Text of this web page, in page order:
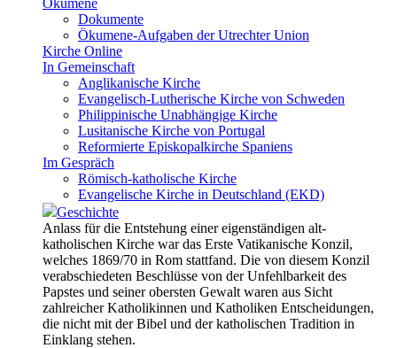
Ökumene
Dokumente
Ökumene-Aufgaben der Utrechter Union
Kirche Online
In Gemeinschaft
Anglikanische Kirche
Evangelisch-Lutherische Kirche von Schweden
Philippinische Unabhängige Kirche
Lusitanische Kirche von Portugal
Reformierte Episkopalkirche Spaniens
Im Gespräch
Römisch-katholische Kirche
Evangelische Kirche in Deutschland (EKD)
Geschichte
Anlass für die Entstehung einer eigenständigen alt-
katholischen Kirche war das Erste Vatikanische Konzil,
welches 1869/70 in Rom stattfand. Die von diesem Konzil
verabschiedeten Beschlüsse von der Unfehlbarkeit des
Papstes und seiner obersten Gewalt waren aus Sicht
zahlreicher Katholikinnen und Katholiken Entscheidungen,
die nicht mit der Bibel und der katholischen Tradition in
Einklang stehen.